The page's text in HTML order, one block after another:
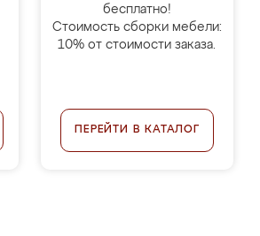
бесплатно!
Стоимость сборки мебели:
10% от стоимости заказа.
ПЕРЕЙТИ В КАТАЛОГ